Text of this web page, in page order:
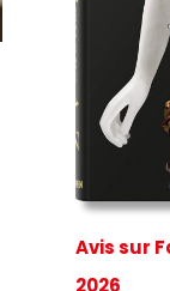
Avis sur
2026